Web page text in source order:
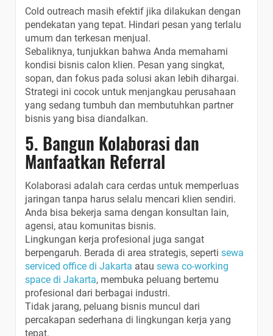
Cold outreach masih efektif jika dilakukan dengan
pendekatan yang tepat. Hindari pesan yang terlalu
umum dan terkesan menjual.
Sebaliknya, tunjukkan bahwa Anda memahami
kondisi bisnis calon klien. Pesan yang singkat,
sopan, dan fokus pada solusi akan lebih dihargai.
Strategi ini cocok untuk menjangkau perusahaan
yang sedang tumbuh dan membutuhkan partner
bisnis yang bisa diandalkan.
5. Bangun Kolaborasi dan
Manfaatkan Referral
Kolaborasi adalah cara cerdas untuk memperluas
jaringan tanpa harus selalu mencari klien sendiri.
Anda bisa bekerja sama dengan konsultan lain,
agensi, atau komunitas bisnis.
Lingkungan kerja profesional juga sangat
berpengaruh. Berada di area strategis, seperti sewa
serviced office di Jakarta atau sewa co-working
space di Jakarta, membuka peluang bertemu
profesional dari berbagai industri.
Tidak jarang, peluang bisnis muncul dari
percakapan sederhana di lingkungan kerja yang
tepat.